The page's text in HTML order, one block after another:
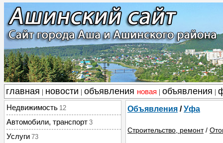
главная новости объявления новая объявления
Недвижимость 12
Автомобили, транспорт 3
Услуги 73
Объявления /Уфа
Строительство, ремонт/